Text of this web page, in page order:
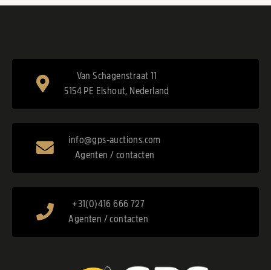
Van Schagenstraat 11
5154 PE Elshout, Nederland
info@gps-auctions.com
Agenten / contacten
+31(0)416 666 727
Agenten / contacten